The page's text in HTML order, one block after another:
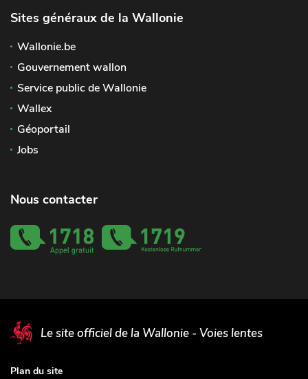
Sites généraux de la Wallonie
Wallonie.be
Gouvernement wallon
Service public de Wallonie
Wallex
Géoportail
Jobs
Nous contacter
Le site officiel de la Wallonie - Voies lentes
Plan du site